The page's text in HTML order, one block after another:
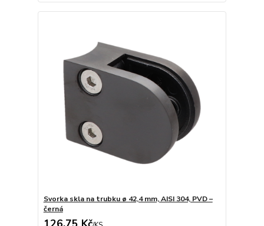
Svorka skla na trubku ø 42,4 mm, AISI 304, PVD –
černá